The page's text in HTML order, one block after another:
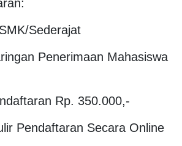
Sederajat
Penerimaan Mahasiswa
Rp. 350.000,-
Pendaftaran Secara Online